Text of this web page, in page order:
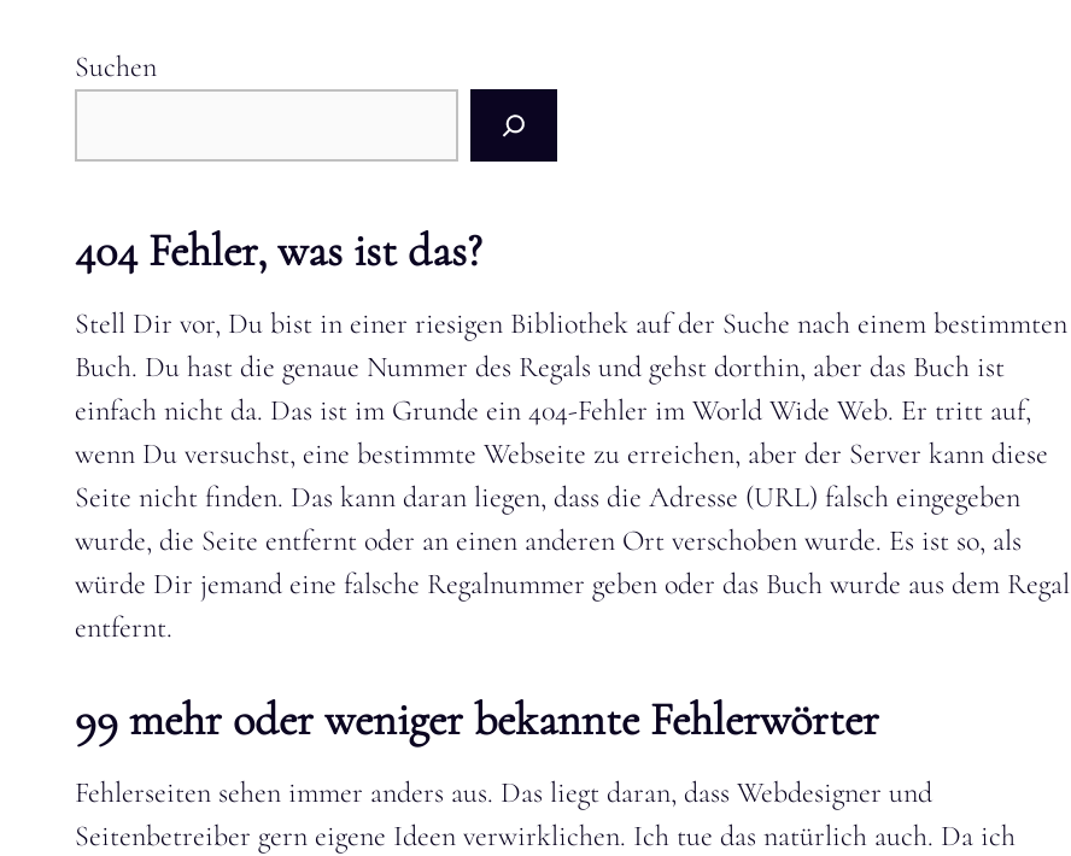
Suchen
404 Fehler, was ist das?
Stell Dir vor, Du bist in einer riesigen Bibliothek auf der Suche nach einem bestimmten
Buch. Du hast die genaue Nummer des Regals und gehst dorthin, aber das Buch ist
einfach nicht da. Das ist im Grunde ein 404-Fehler im World Wide Web. Er tritt auf,
wenn Du versuchst, eine bestimmte Webseite zu erreichen, aber der Server kann diese
Seite nicht finden. Das kann daran liegen, dass die Adresse (URL) falsch eingegeben
wurde, die Seite entfernt oder an einen anderen Ort verschoben wurde. Es ist so, als
würde Dir jemand eine falsche Regalnummer geben oder das Buch wurde aus dem Regal
entfernt.
99 mehr oder weniger bekannte Fehlerwörter
Fehlerseiten sehen immer anders aus. Das liegt daran, dass Webdesigner und
Seitenbetreiber gern eigene Ideen verwirklichen. Ich tue das natürlich auch. Da ich